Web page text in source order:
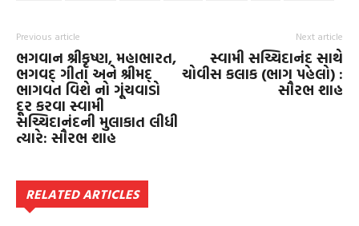
Previous article
ભગવાન શ્રીકૃષ્ણ, મહાભારત,
ભગવદ્ ગીતા અને શ્રીમદ્
ભાગવત વિશે નો ગૂંચવાડો
દૂર કરવા સ્વામી
સચ્ચિદાનંદની મુલાકાત લીધી
ત્યારે: સૌરભ શાહ
Next article
સ્વામી સચ્ચિદાનંદ સાથે
ચોવીસ કલાક (ભાગ પહેલો) :
સૌરભ શાહ
RELATED ARTICLES